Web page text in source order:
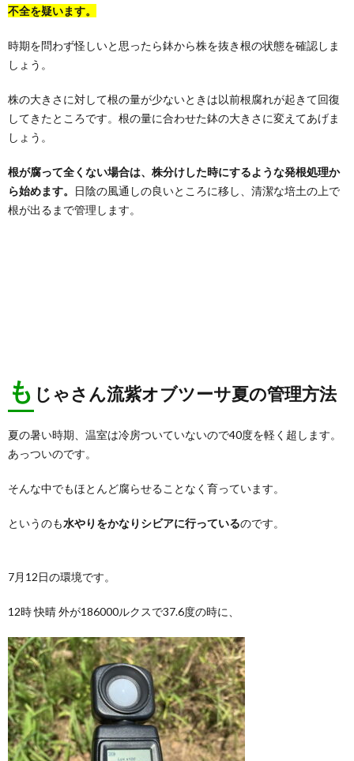
不全を疑います。
時期を問わず怪しいと思ったら鉢から株を抜き根の状態を確認しま
しょう。
株の大きさに対して根の量が少ないときは以前根腐れが起きて回復
してきたところです。根の量に合わせた鉢の大きさに変えてあげま
しょう。
根が腐って全くない場合は、株分けした時にするような発根処理か
ら始めます。
日陰の風通しの良いところに移し、清潔な培土の上で
根が出るまで管理します。
も じゃさん流紫オブツーサ夏の管理方法
夏の暑い時期、温室は冷房ついていないので40度を軽く超します。
あっついのです。
そんな中でもほとんど腐らせることなく育っています。
というのも水やりをかなりシビアに行っているのです。
7月12日の環境です。
12時 快晴 外が186000ルクスで37.6度の時に、